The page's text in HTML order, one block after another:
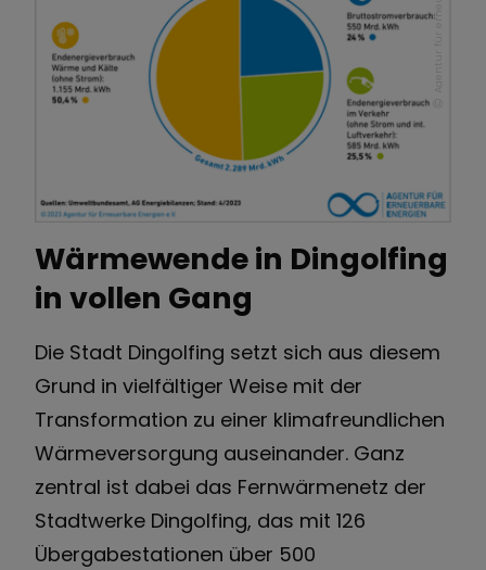
Wärmewende in Dingolfing
in vollen Gang
Die Stadt Dingolfing setzt sich aus diesem
Grund in vielfältiger Weise mit der
Transformation zu einer klimafreundlichen
Wärmeversorgung auseinander. Ganz
zentral ist dabei das Fernwärmenetz der
Stadtwerke Dingolfing, das mit 126
Übergabestationen über 500